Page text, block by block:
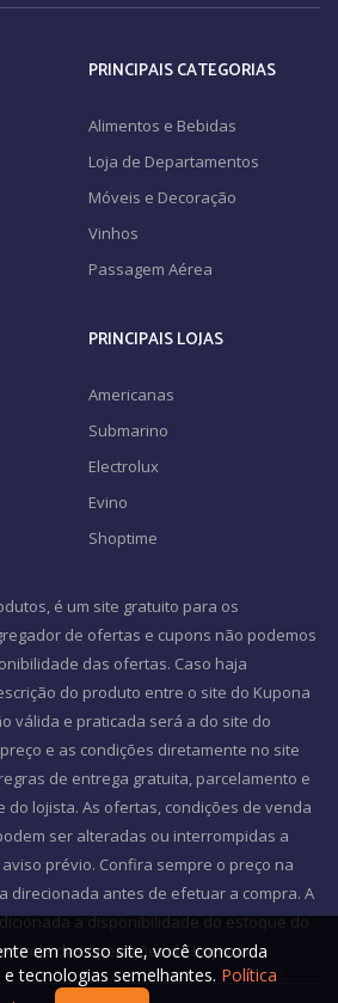
PRINCIPAIS CATEGORIAS
Alimentos e Bebidas
Loja de Departamentos
Móveis e Decoração
Vinhos
Passagem Aérea
PRINCIPAIS LOJAS
Americanas
Submarino
Electrolux
Evino
Shoptime
é um site gratuito para os
de ofertas e cupons não podemos
das ofertas. Caso haja
do produto entre o site do Kupona
válida e praticada será a do site do
e as condições diretamente no site
de entrega gratuita, parcelamento e
do lojista. As ofertas, condições de venda
ser alteradas ou interrompidas a
prévio. Confira sempre o preço na
direcionada antes de efetuar a compra. A
a disponibilidade do estoque do
das operações do Kupona.
em nosso site, você concorda
tecnologias semelhantes. Política